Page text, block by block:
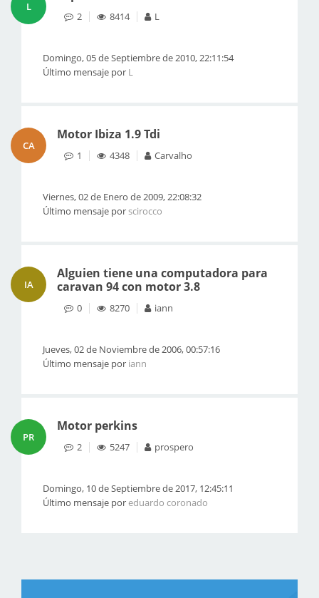
L
2 8414 L
Domingo, 05 de Septiembre de 2010, 22:11:54
Último mensaje por L
CA
Motor Ibiza 1.9 Tdi
1 4348 Carvalho
Viernes, 02 de Enero de 2009, 22:08:32
Último mensaje porscirocco
IA
Alguien tiene una computadora para
caravan 94 con motor 3.8
0 8270 iann
Jueves, 02 de Noviembre de 2006, 00:57:16
Último mensaje por iann
PR
Motor perkins
2 5247 prospero
Domingo, 10 de Septiembre de 2017, 12:45:11
Último mensaje poreduardo coronado